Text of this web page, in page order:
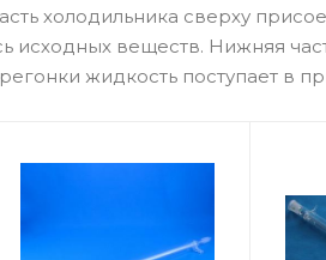
холодильника сверху
исходных веществ. Нижняя
жидкость поступает в